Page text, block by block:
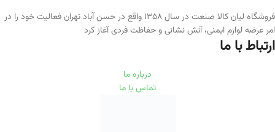
فروشگاه لیان کالا صنعت در سال ۱۳۵۸ واقع در حسن آباد تهران فعالیت خود را در
امر عرضه لوازم ایمنی، آتش نشانی و حفاظت فردی آغاز کرد
ارتباط با ما
درباره ما
تماس با ما